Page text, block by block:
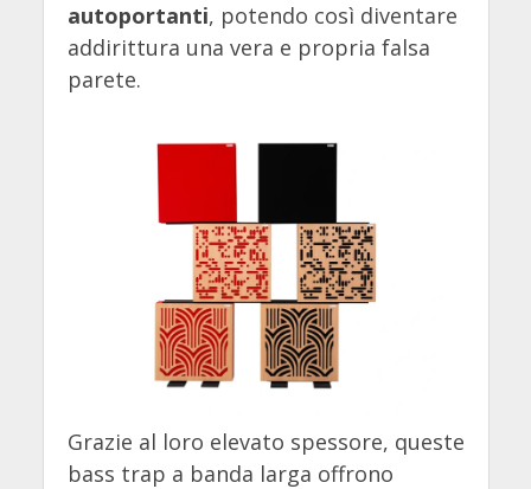
autoportanti, potendo così diventare
addirittura una vera e propria falsa
parete.
Grazie al loro elevato spessore, queste
bass trap a banda larga offrono